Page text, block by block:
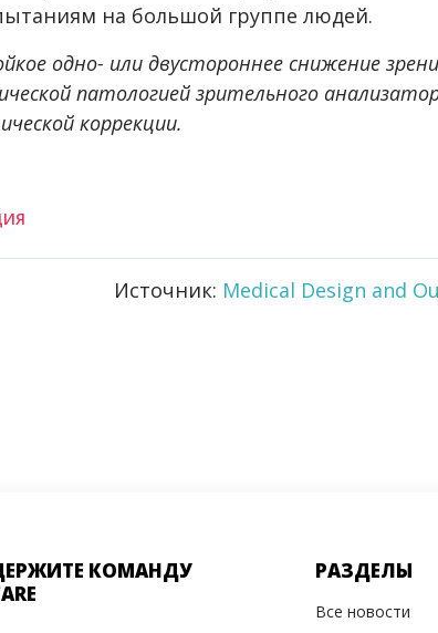
на большой группе людей.
одно- или двустороннее снижение
патологией зрительного
коррекции.
Источник: Medical Design and
КОМАНДУ
РАЗДЕЛЫ
Все новости